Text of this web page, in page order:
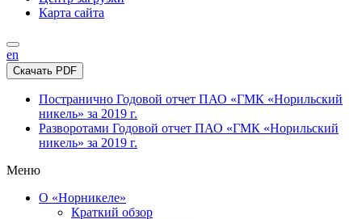
Карта сайта
en
Скачать PDF
Постранично Годовой отчет ПАО «ГМК «Норильский
никель» за 2019 г.
Разворотами Годовой отчет ПАО «ГМК «Норильский
никель» за 2019 г.
Меню
О «Норникеле»
Краткий обзор